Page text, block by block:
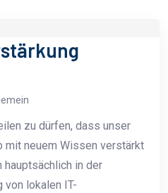
zu dürfen, dass unser
mit neuem Wissen verstärkt
hauptsächlich in der
von lokalen IT-